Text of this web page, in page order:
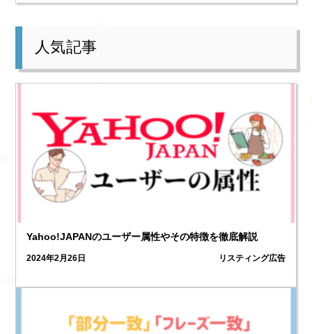
人気記事
Yahoo!JAPANのユーザー属性やその特徴を徹底解説
2024年2月26日 リスティング広告
1
2